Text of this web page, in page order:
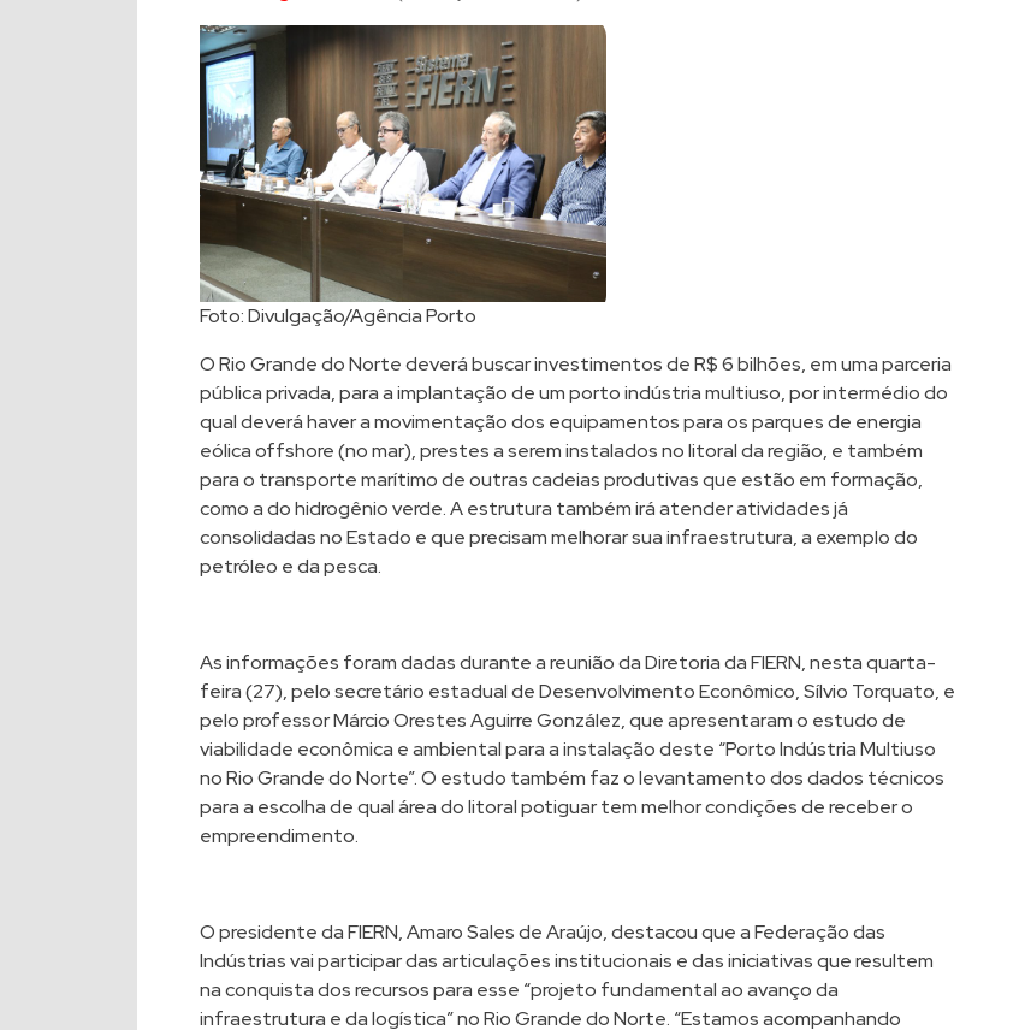
Foto: Divulgação/Agência Porto
O Rio Grande do Norte deverá buscar investimentos de R$ 6 bilhões, em uma parceria
pública privada, para a implantação de um porto indústria multiuso, por intermédio do
qual deverá haver a movimentação dos equipamentos para os parques de energia
eólica offshore (no mar), prestes a serem instalados no litoral da região, e também
para o transporte marítimo de outras cadeias produtivas que estão em formação,
como a do hidrogênio verde. A estrutura também irá atender atividades já
consolidadas no Estado e que precisam melhorar sua infraestrutura, a exemplo do
petróleo e da pesca.
As informações foram dadas durante a reunião da Diretoria da FIERN, nesta quarta-
feira (27), pelo secretário estadual de Desenvolvimento Econômico, Sílvio Torquato, e
pelo professor Márcio Orestes Aguirre González, que apresentaram o estudo de
viabilidade econômica e ambiental para a instalação deste “Porto Indústria Multiuso
no Rio Grande do Norte”. O estudo também faz o levantamento dos dados técnicos
para a escolha de qual área do litoral potiguar tem melhor condições de receber o
empreendimento.
O presidente da FIERN, Amaro Sales de Araújo, destacou que a Federação das
Indústrias vai participar das articulações institucionais e das iniciativas que resultem
na conquista dos recursos para esse “projeto fundamental ao avanço da
infraestrutura e da logística” no Rio Grande do Norte. “Estamos acompanhando